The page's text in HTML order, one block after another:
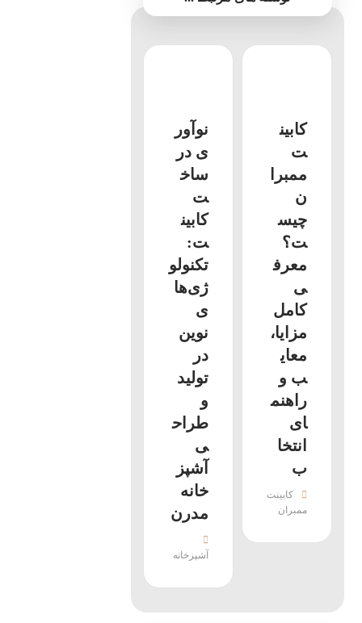
کابین
ت
ممبرا
ن
چیس
ت؟
معرف
ی
کامل
مزایا،
معای
ب و
راهنم
ای
انتخا
ب
کابینت
ممبران
نوآور
ی در
ساخ
ت
کابین
ت:
تکنولو
ژی‌ها
ی
نوین
در
تولید
و
طراح
ی
آشپز
خانه
مدرن
آشپزخانه